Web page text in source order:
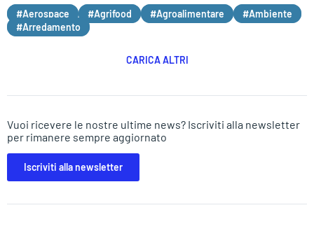
#Aerospace #Agrifood #Agroalimentare
#Ambiente
#Arredamento
CARICA ALTRI
Vuoi ricevere le nostre ultime news? Iscriviti alla newsletter
per rimanere sempre aggiornato
Iscriviti alla newsletter